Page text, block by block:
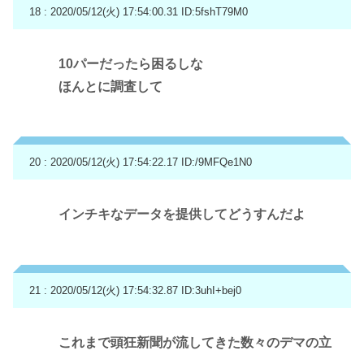
18 : 2020/05/12(火) 17:54:00.31 ID:5fshT79M0
10パーだったら困るしな
ほんとに調査して
20 : 2020/05/12(火) 17:54:22.17 ID:/9MFQe1N0
インチキなデータを提供してどうすんだよ
21 : 2020/05/12(火) 17:54:32.87 ID:3uhI+bej0
これまで頭狂新聞が流してきた数々のデマの立